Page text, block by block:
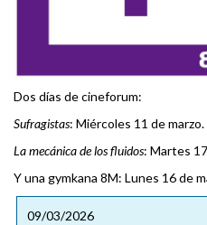
Dos días de cineforum:
Sufragistas: Miércoles 11 de
La mecánica de los fluidos: Martes
Y una gymkana 8M: Lunes 16 de
09/03/2026